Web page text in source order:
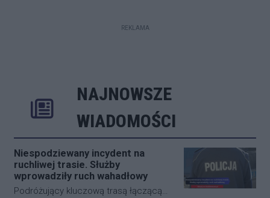
REKLAMA
NAJNOWSZE
WIADOMOŚCI
Niespodziewany incydent na
ruchliwej trasie. Służby
wprowadziły ruch wahadłowy
Podróżujący kluczową trasą łączącą